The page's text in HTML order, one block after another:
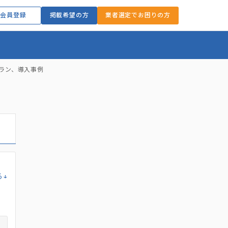
会員登録 掲載希望の方 業者選定でお困りの方
、導入事例
↓